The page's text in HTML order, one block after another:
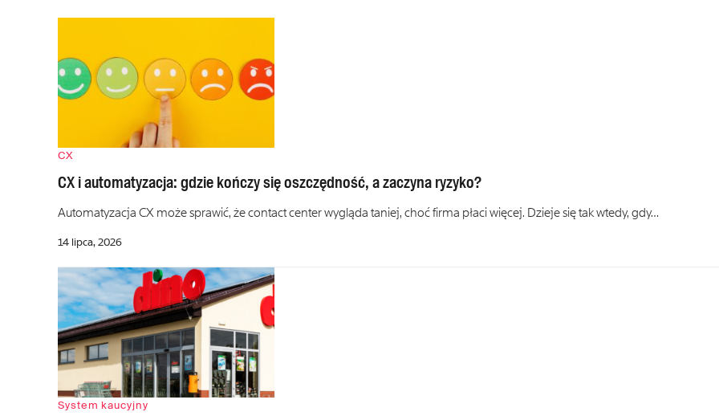
CX
CX i automatyzacja: gdzie kończy się oszczędność, a zaczyna ryzyko?
Automatyzacja CX może sprawić, że contact center wygląda taniej, choć firma płaci więcej. Dzieje się tak wtedy, gdy…
14 lipca, 2026
System kaucyjny